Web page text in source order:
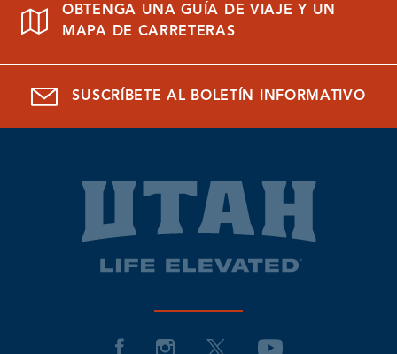
OBTENGA UNA GUÍA DE VIAJE Y UN
MAPA DE CARRETERAS
SUSCRÍBETE AL BOLETÍN INFORMATIVO